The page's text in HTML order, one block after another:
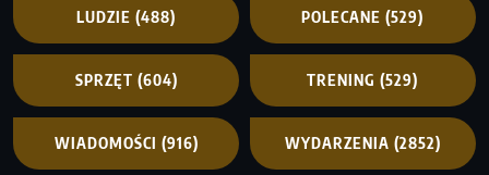
LUDZIE (488) POLECANE (529)
SPRZĘT (604) TRENING (529)
WIADOMOŚCI (916) WYDARZENIA (2852)